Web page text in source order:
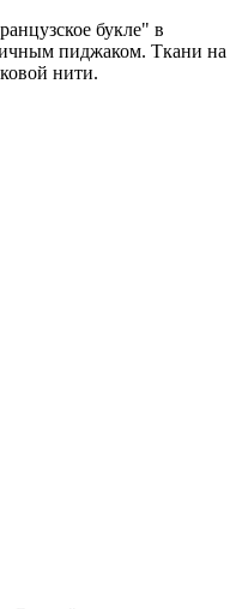
букле" в
пиджаком. Ткани на
нити.